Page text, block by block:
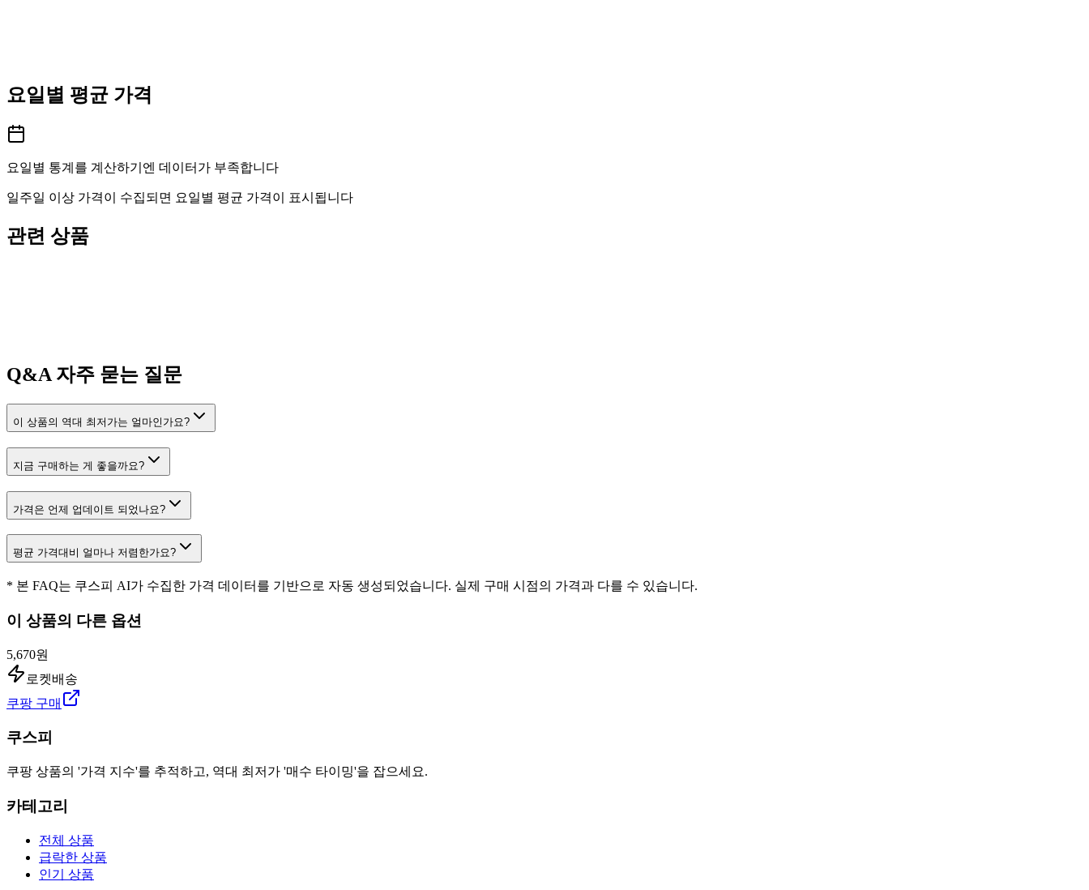
요일별 평균 가격
요일별 통계를 계산하기엔 데이터가 부족합니다
일주일 이상 가격이 수집되면 요일별 평균 가격이 표시됩니다
관련 상품
Q&A자주 묻는 질문
이 상품의 역대 최저가는 얼마인가요?
지금 구매하는 게 좋을까요?
가격은 언제 업데이트 되었나요?
평균 가격대비 얼마나 저렴한가요?
* 본 FAQ는 쿠스피 AI가 수집한 가격 데이터를 기반으로 자동 생성되었습니다. 실제 구매 시점의 가격과 다를 수 있습니다.
이 상품의 다른 옵션
5,670원
로켓배송
쿠팡 구매
쿠스피
쿠팡 상품의 '가격 지수'를 추적하고, 역대 최저가 '매수 타이밍'을 잡으세요.
카테고리
전체 상품
급락한 상품
인기 상품